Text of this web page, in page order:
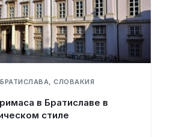
БРАТИСЛАВА, СЛОВАКИЯ
в Братиславе в
стиле